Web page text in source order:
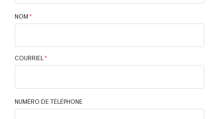
NOM *
COURRIEL *
NUMÉRO DE TÉLÉPHONE